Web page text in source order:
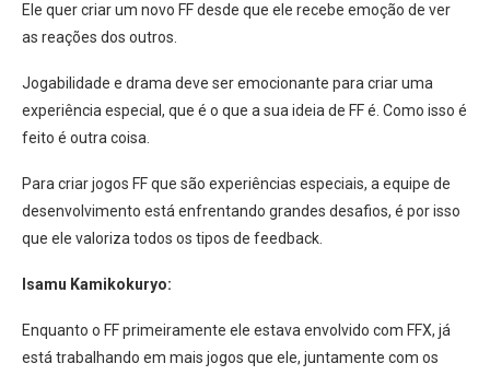
Ele quer criar um novo FF desde que ele recebe emoção de ver
as reações dos outros.
Jogabilidade e drama deve ser emocionante para criar uma
experiência especial, que é o que a sua ideia de FF é. Como isso é
feito é outra coisa.
Para criar jogos FF que são experiências especiais, a equipe de
desenvolvimento está enfrentando grandes desafios, é por isso
que ele valoriza todos os tipos de feedback.
Isamu Kamikokuryo:
Enquanto o FF primeiramente ele estava envolvido com FFX, já
está trabalhando em mais jogos que ele, juntamente com os